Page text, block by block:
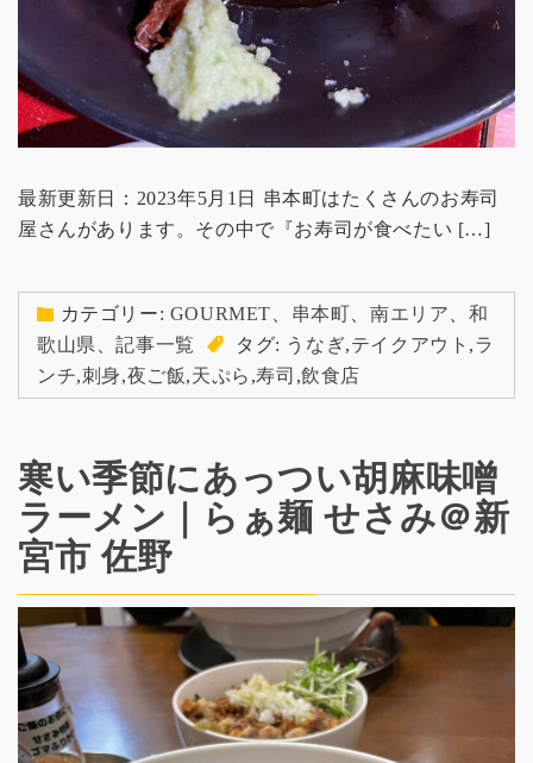
最新更新日：2023年5月1日 串本町はたくさんのお寿司
屋さんがあります。その中で『お寿司が食べたい […]
カテゴリー: GOURMET 串本町 、南エリア 、和
歌山県
、記事一覧 タグ: うなぎ,テイクアウト ,ラ
ンチ,刺身,夜ご飯,天ぷら ,寿司 ,飲食店
寒い季節にあっつい胡麻味噌
ラーメン｜らぁ麺 せさみ＠新
宮市 佐野